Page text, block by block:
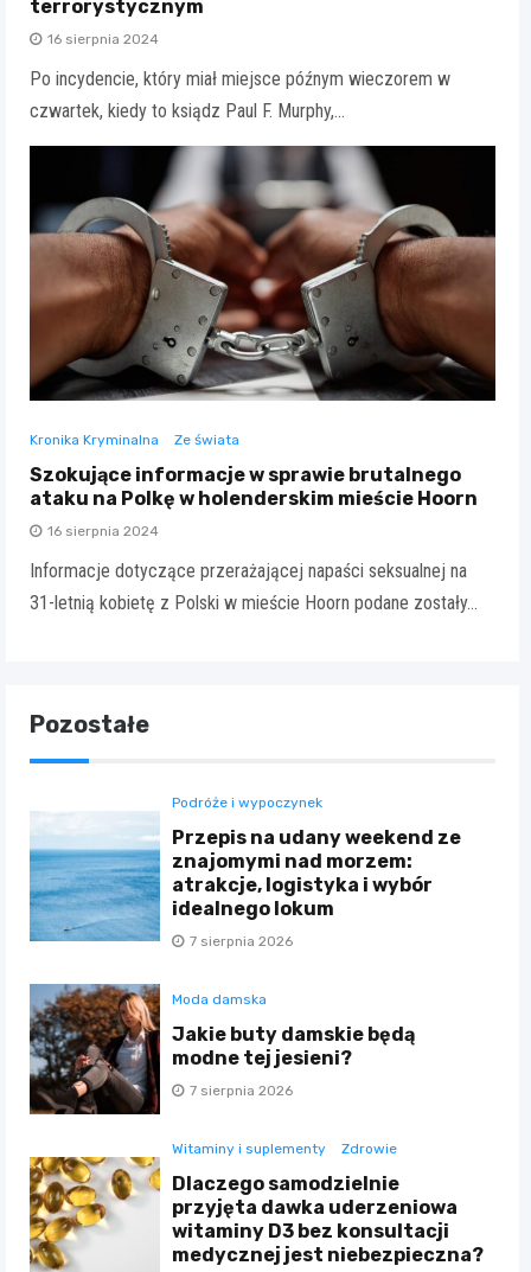
terrorystycznym
16 sierpnia 2024
Po incydencie, który miał miejsce późnym wieczorem w
czwartek, kiedy to ksiądz Paul F. Murphy,…
Kronika Kryminalna Ze świata
Szokujące informacje w sprawie brutalnego
ataku na Polkę w holenderskim mieście Hoorn
16 sierpnia 2024
Informacje dotyczące przerażającej napaści seksualnej na
31-letnią kobietę z Polski w mieście Hoorn podane zostały…
Pozostałe
Podróże i wypoczynek
Przepis na udany weekend ze
znajomymi nad morzem:
atrakcje, logistyka i wybór
idealnego lokum
7 sierpnia 2026
Moda damska
Jakie buty damskie będą
modne tej jesieni?
7 sierpnia 2026
Witaminy i suplementy Zdrowie
Dlaczego samodzielnie
przyjęta dawka uderzeniowa
witaminy D3 bez konsultacji
medycznej jest niebezpieczna?